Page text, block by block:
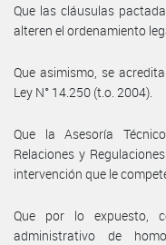
Que las cláusulas
alteren el ordenamiento
Que asimismo, se
Ley N° 14.250 (t.o. 2004).
Que la Asesoría
Relaciones y
intervención que le
Que por lo expuesto,
administrativo de